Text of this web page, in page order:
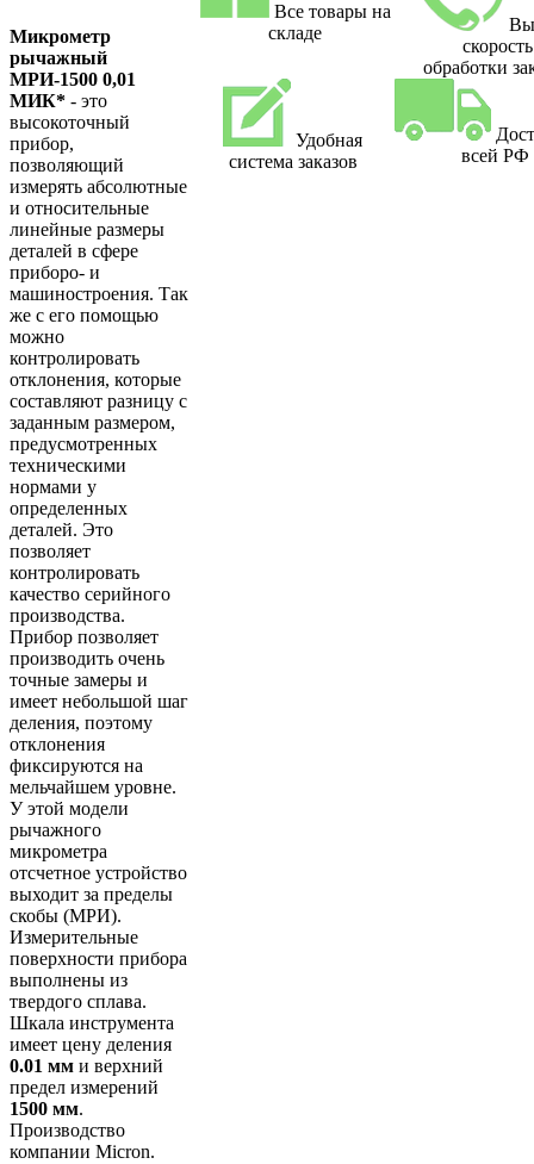
Микрометр
рычажный
МРИ-1500 0,01
МИК* - это
высокоточный
прибор,
позволяющий
измерять абсолютные
и относительные
линейные размеры
деталей в сфере
приборо- и
машиностроения. Так
же с его помощью
можно
контролировать
отклонения, которые
составляют разницу с
заданным размером,
предусмотренных
техническими
нормами у
определенных
деталей. Это
позволяет
контролировать
качество серийного
производства.
Прибор позволяет
производить очень
точные замеры и
имеет небольшой шаг
деления, поэтому
отклонения
фиксируются на
мельчайшем уровне.
У этой модели
рычажного
микрометра
отсчетное устройство
выходит за пределы
скобы (МРИ).
Измерительные
поверхности прибора
выполнены из
твердого сплава.
Шкала инструмента
имеет цену деления
0.01 мм и верхний
предел измерений
1500 мм.
Производство
компании Micron.
Все товары на
складе
скорость
обработки
Удобная
система заказов
всей РФ